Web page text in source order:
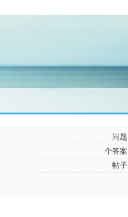
问题
个答案
帖子